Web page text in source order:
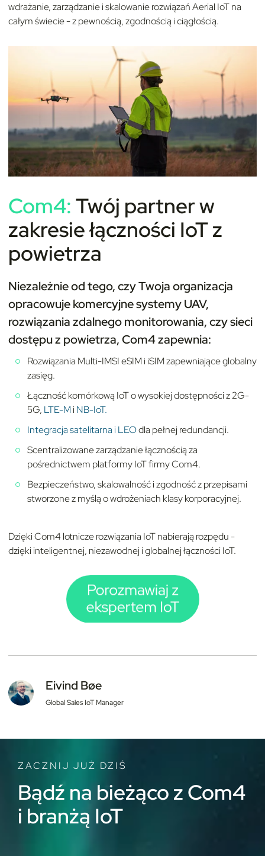
wdrażanie, zarządzanie i skalowanie rozwiązań Aerial IoT na
całym świecie - z pewnością, zgodnością i ciągłością.
Com4:Twój partner w
zakresie łączności IoT z
powietrza
Niezależnie od tego, czy Twoja organizacja
opracowuje komercyjne systemy UAV,
rozwiązania zdalnego monitorowania, czy sieci
dostępu z powietrza, Com4 zapewnia:
Rozwiązania Multi-IMSI eSIM i iSIM zapewniające globalny
zasięg.
Łączność komórkową IoT o wysokiej dostępności z 2G-
5G, LTE-MiNB-IoT.
Integracja satelitarna i LEOdla pełnej redundancji.
Scentralizowane zarządzanie łącznością za
pośrednictwem platformy IoT firmy Com4.
Bezpieczeństwo, skalowalność i zgodność z przepisami
stworzone z myślą o wdrożeniach klasy korporacyjnej.
Dzięki Com4 lotnicze rozwiązania IoT nabierają rozpędu -
dzięki inteligentnej, niezawodnej i globalnej łączności IoT.
Eivind Bøe
Global Sales IoT Manager
ZACZNIJ JUŻ DZIŚ
Bądź na bieżąco z Com4
i branżą IoT